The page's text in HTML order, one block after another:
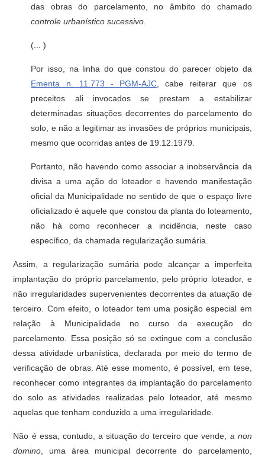
das obras do parcelamento, no âmbito do chamado
controle urbanístico sucessivo.
(... )
Por isso, na linha do que constou do parecer objeto da
Ementa n. 11.773 - PGM-AJC , cabe reiterar que os
preceitos ali invocados se prestam a estabilizar
determinadas situações decorrentes do parcelamento do
solo, e não a legitimar as invasões de próprios municipais,
mesmo que ocorridas antes de 19.12.1979.
Portanto, não havendo como associar a inobservância da
divisa a uma ação do loteador e havendo manifestação
oficial da Municipalidade no sentido de que o espaço livre
oficializado é aquele que constou da planta do loteamento,
não há como reconhecer a incidência, neste caso
específico, da chamada regularização sumária.
Assim, a regularização sumária pode alcançar a imperfeita
implantação do próprio parcelamento, pelo próprio loteador, e
não irregularidades supervenientes decorrentes da atuação de
terceiro. Com efeito, o loteador tem uma posição especial em
relação à Municipalidade no curso da execução do
parcelamento. Essa posição só se extingue com a conclusão
dessa atividade urbanística, declarada por meio do termo de
verificação de obras. Até esse momento, é possível, em tese,
reconhecer como integrantes da implantação do parcelamento
do solo as atividades realizadas pelo loteador, até mesmo
aquelas que tenham conduzido a uma irregularidade.
Não é essa, contudo, a situação do terceiro que vende, a non
domino , uma área municipal decorrente do parcelamento,